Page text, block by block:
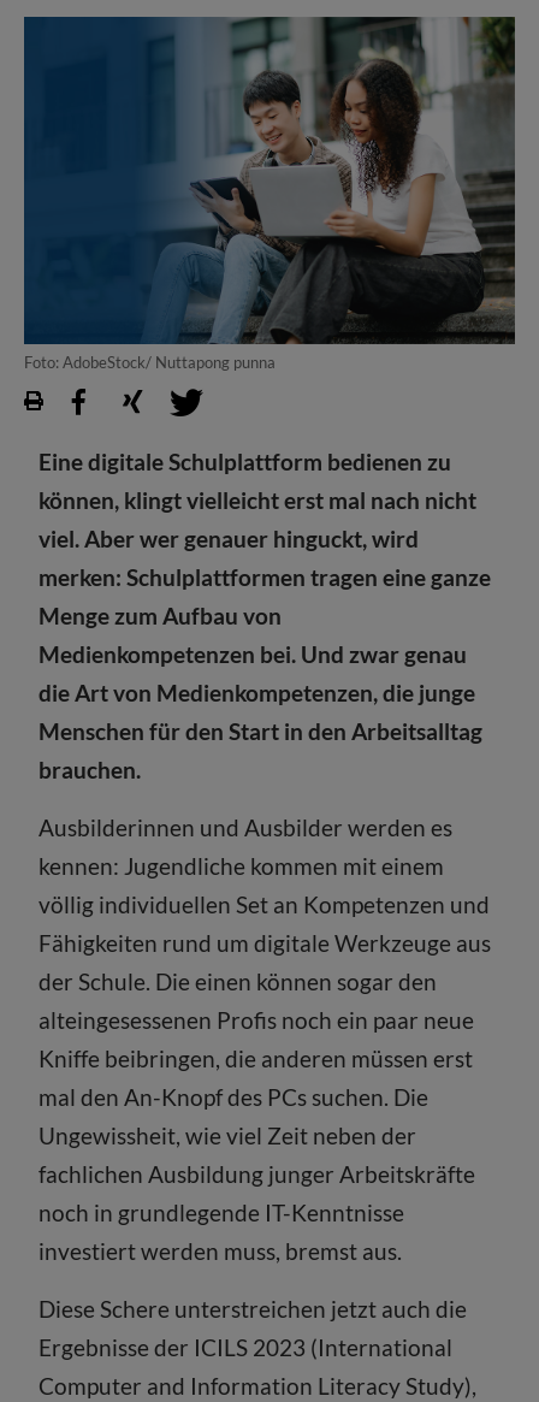
Foto: AdobeStock/ Nuttapong punna
Eine digitale Schulplattform bedienen zu
können, klingt vielleicht erst mal nach nicht
viel. Aber wer genauer hinguckt, wird
merken: Schulplattformen tragen eine ganze
Menge zum Aufbau von
Medienkompetenzen bei. Und zwar genau
die Art von Medienkompetenzen, die junge
Menschen für den Start in den Arbeitsalltag
brauchen.
Ausbilderinnen und Ausbilder werden es
kennen: Jugendliche kommen mit einem
völlig individuellen Set an Kompetenzen und
Fähigkeiten rund um digitale Werkzeuge aus
der Schule. Die einen können sogar den
alteingesessenen Profis noch ein paar neue
Kniffe beibringen, die anderen müssen erst
mal den An-Knopf des PCs suchen. Die
Ungewissheit, wie viel Zeit neben der
fachlichen Ausbildung junger Arbeitskräfte
noch in grundlegende IT-Kenntnisse
investiert werden muss, bremst aus.
Diese Schere unterstreichen jetzt auch die
Ergebnisse der ICILS 2023 (International
Computer and Information Literacy Study),